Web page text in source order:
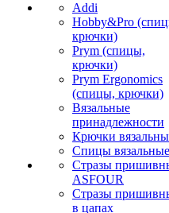
Addi
Hobby&Pro
крючки)
Prym (спицы,
крючки)
Prym Ergonomics
(спицы, крючки)
Вязальные
принадлежности
Крючки
Спицы вязальные
Стразы
ASFOUR
Стразы
в цапах